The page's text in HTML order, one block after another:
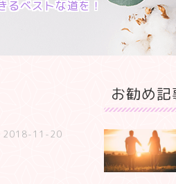
るベストな道を！
2018-11-20
お勧め記